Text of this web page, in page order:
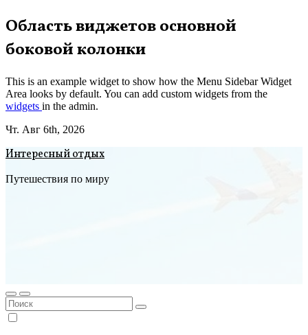
Перейти
к
содержимому
Область виджетов основной
боковой колонки
This is an example widget to show how the Menu Sidebar Widget
Area looks by default. You can add custom widgets from the
widgets in the admin.
Чт. Авг 6th, 2026
Интересный отдых
Путешествия по миру